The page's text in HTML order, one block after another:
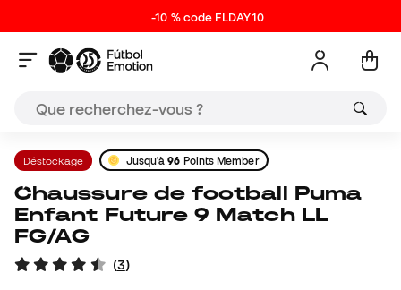
-10 % code FLDAY10
Déstockage Jusqu'à96 Points Member
Chaussure de football Puma
Enfant Future 9 Match LL
FG/AG
(3)